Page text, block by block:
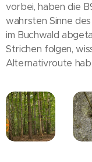
vorbei, haben die
wahrsten Sinne
im Buchwald
Strichen folgen,
Alternativroute